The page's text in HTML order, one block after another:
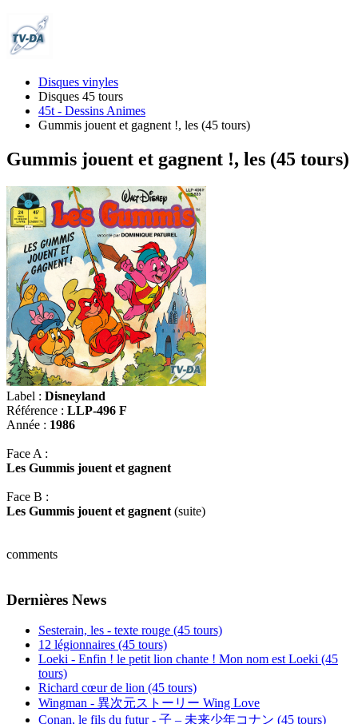
Disques vinyles
Disques 45 tours
45t - Dessins Animes
Gummis jouent et gagnent !, les (45 tours)
Gummis jouent et gagnent !, les (45 tours)
Label : Disneyland
Référence : LLP-496 F
Année : 1986
Face A :
Les Gummis jouent et gagnent
Face B :
Les Gummis jouent et gagnent (suite)
comments
Dernières News
Sesterain, les - texte rouge (45 tours)
12 légionnaires (45 tours)
Loeki - Enfin ! le petit lion chante ! Mon nom est Loeki (45
tours)
Richard cœur de lion (45 tours)
Wingman - 異次元ストーリー Wing Love
Conan, le fils du futur - 子 – 未来少年コナン (45 tours)